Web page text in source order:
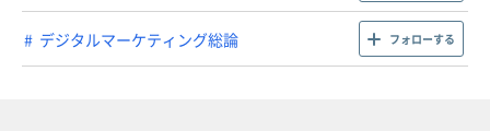
デジタルマーケティング総論 フォローする